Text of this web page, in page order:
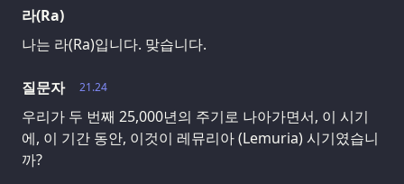
라(Ra)
나는 라(Ra)입니다. 맞습니다.
21.24
질문자
우리가 두 번째 25,000년의 주기로 나아가면서, 이 시기
에, 이 기간 동안, 이것이 레뮤리아 (Lemuria) 시기였습니
까?